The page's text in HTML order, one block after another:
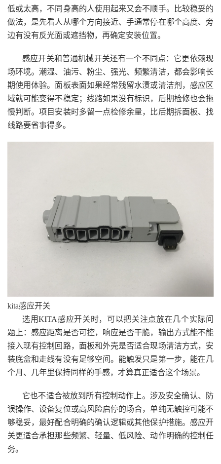
低或太高，不同身高的人使用起来又会不顺手。比较稳妥的
做法，是先看人从哪个方向接近、手通常停在哪个高度、旁
边有没有反光面或遮挡物，再确定安装位置。
感应开关和普通机械开关还有一个不同点：它更依赖现
场环境。潮湿、油污、粉尘、强光、频繁清洁，都会影响长
期使用体验。面板表面如果经常残留水渍或清洁剂，感应区
域就可能变得不稳定；线路如果没有标识，后期检修也会拖
慢判断。项目安装时多留一点检修余量，比后期拆面板、找
线路要省事得多。
kita感应开关
选用KITA感应开关时，可以把关注点放在几个实际问
题上：感应距离是否可控，响应是否干脆，输出方式能不能
接入现有控制回路，面板和外壳是否适合现场清洁方式，安
装底盒和走线有没有足够空间。能触发只是第一步，能在几
个月、几年里保持同样的手感，才算真正适合这个场景。
它也不适合被放到所有控制动作上。涉及安全确认、防
误操作、设备复位或高风险启停的场合，单纯无触控可能不
够稳妥，最好配合明确的确认逻辑或其他保护措施。感应开
关更适合承担那些频繁、轻量、低风险、动作明确的控制任
务。